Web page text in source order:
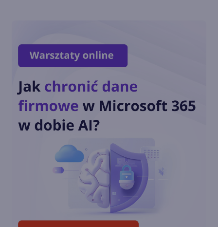
pobranie Paint 3D
Przedłużone wsparcie
konsumentów. Ile będzie
kosztować?
Październikowa aktualizacja
opcjonalna Windows 10 22H2
(build 19045.5073)